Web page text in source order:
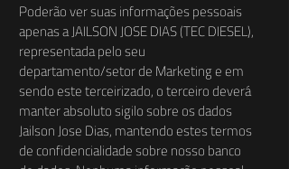
Poderão ver suas informações pessoais
apenas a JAILSON JOSE DIAS (TEC DIESEL),
representada pelo seu
departamento/setor de Marketing e em
sendo este terceirizado, o terceiro deverá
manter absoluto sigilo sobre os dados
Jailson Jose Dias, mantendo estes termos
de confidencialidade sobre nosso banco